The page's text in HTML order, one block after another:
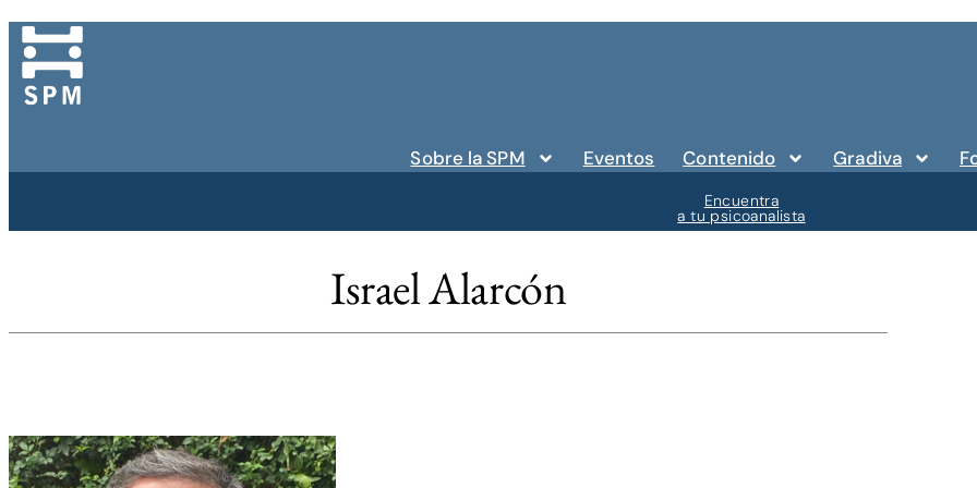
Ir
al
contenido
Sobre la SPM Eventos Contenido Gradiva
Encuentra
a tu psicoanalista
Israel Alarcón